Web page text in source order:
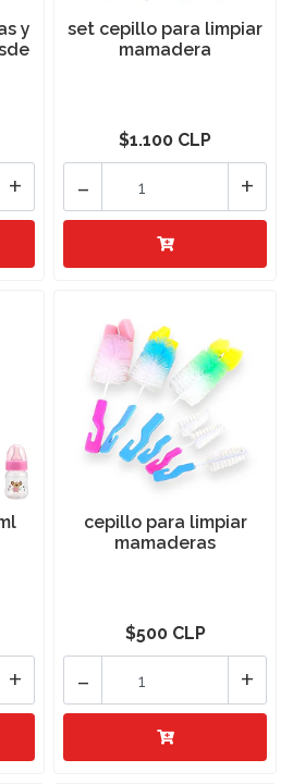
y
+
set cepillo para limpiar
mamadera
$1.100 CLP
+
-
+
cepillo para limpiar
mamaderas
$500 CLP
+
-